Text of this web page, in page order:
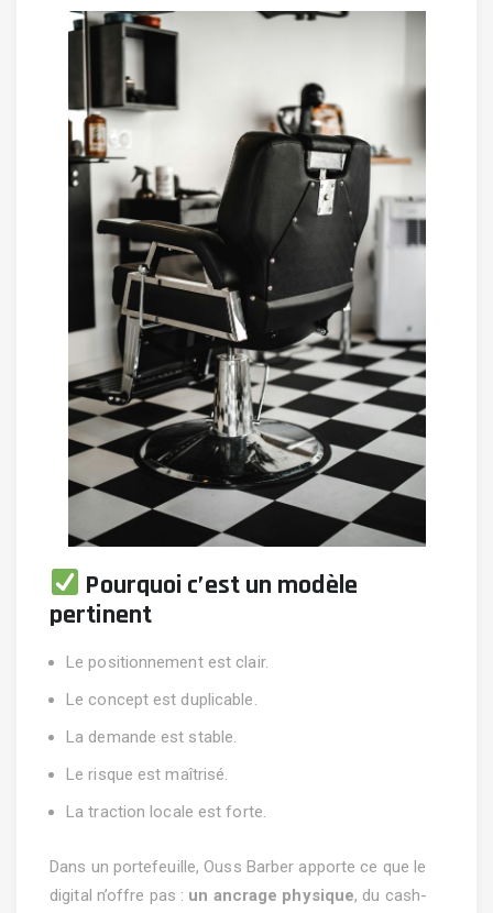
Pourquoi c’est un modèle
pertinent
Le positionnement est clair.
Le concept est duplicable.
La demande est stable.
Le risque est maîtrisé.
La traction locale est forte.
Dans un portefeuille, Ouss Barber apporte ce que le
digital n’offre pas : un ancrage physique, du cash-